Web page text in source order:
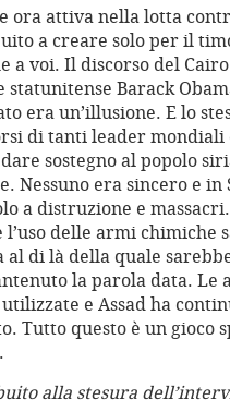
ora attiva nella lotta
a creare solo per il
a voi. Il discorso del
statunitense Barack
era un’illusione. E lo
di tanti leader mondiali
sostegno al popolo
Nessuno era sincero e in
a distruzione e
l’uso delle armi chimiche
al di là della quale
la parola data. Le
utilizzate e Assad ha
Tutto questo è un gioco
alla stesura